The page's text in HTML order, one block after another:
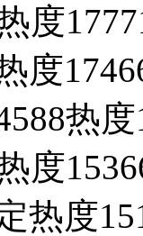
度
度
热度
度
热度